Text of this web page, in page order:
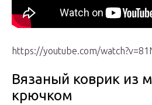
https://youtube.com/
Вязаный коврик из
крючком